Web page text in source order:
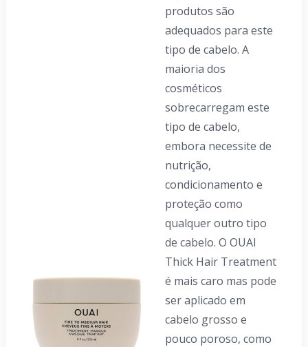
produtos são
adequados para este
tipo de cabelo. A
maioria dos
cosméticos
sobrecarregam este
tipo de cabelo,
embora necessite de
nutrição,
condicionamento e
proteção como
qualquer outro tipo
de cabelo. O OUAI
Thick Hair Treatment
é mais caro mas pode
ser aplicado em
cabelo grosso e
pouco poroso, como